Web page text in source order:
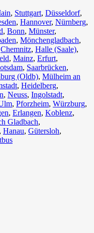
, Stuttgart, Düsseldorf,
, Hannover, Nürnberg,
, Bonn⁠, Münster⁠,
, Mönchengladbach⁠,
Chemnitz⁠, Halle (Saale)⁠,
, Mainz⁠, Erfurt,
, Saarbrücken⁠,
(Oldb), Mülheim an
, Heidelberg,
, Neuss, Ingolstadt,
, Pforzheim, Würzburg,
, Erlangen⁠, Koblenz,
Gladbach,
Hanau, Gütersloh,